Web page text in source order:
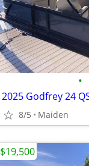
•
8/5 Maiden
$19,500